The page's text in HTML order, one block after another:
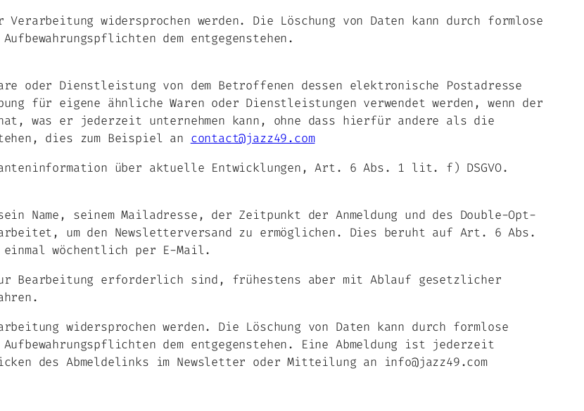
widersprochen werden. Die Löschung von Daten kann durch formlose
dem entgegenstehen.
oder Dienstleistung von dem Betroffenen dessen elektronische Postadresse
für eigene ähnliche Waren oder Dienstleistungen verwendet werden, wenn der
was er jederzeit unternehmen kann, ohne dass hierfür andere als die
dies zum Beispiel an contact@jazz49.com
über aktuelle Entwicklungen, Art. 6 Abs. 1 lit. f) DSGVO.
seinem Mailadresse, der Zeitpunkt der Anmeldung und des Double-Opt-
um den Newsletterversand zu ermöglichen. Dies beruht auf Art. 6 Abs.
wöchentlich per E-Mail.
Bearbeitung erforderlich sind, frühestens aber mit Ablauf gesetzlicher
widersprochen werden. Die Löschung von Daten kann durch formlose
dem entgegenstehen. Eine Abmeldung ist jederzeit
des Abmeldelinks im Newsletter oder Mitteilung an info@jazz49.com